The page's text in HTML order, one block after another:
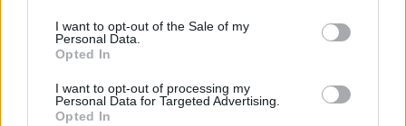
I want to opt-out of the Sale of my
Personal Data.
Opted In
I want to opt-out of processing my
Personal Data for Targeted Advertising.
Opted In